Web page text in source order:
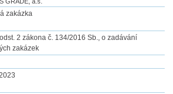
zakázka
2 zákona č. 134/2016 Sb., o zadávání
zakázek